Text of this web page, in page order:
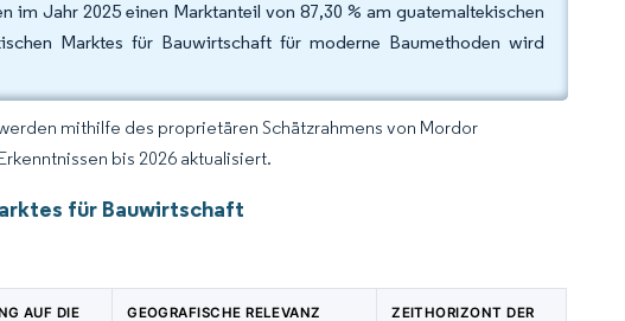
im Jahr 2025 einen Marktanteil von 87,30 % am guatemaltekischen
Marktes für Bauwirtschaft für moderne Baumethoden wird
mithilfe des proprietären Schätzrahmens von Mordor
bis 2026 aktualisiert.
für Bauwirtschaft
AUF DIE
GEOGRAFISCHE RELEVANZ
ZEITHORIZONT DER